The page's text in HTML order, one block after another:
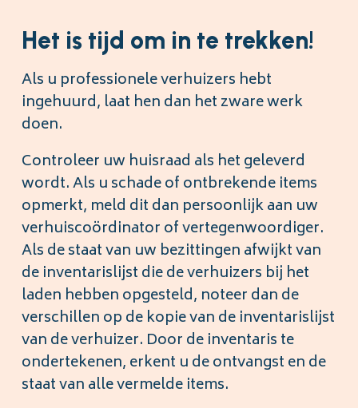
Het is tijd om in te trekken!
Als u professionele verhuizers hebt
ingehuurd, laat hen dan het zware werk
doen.
Controleer uw huisraad als het geleverd
wordt. Als u schade of ontbrekende items
opmerkt, meld dit dan persoonlijk aan uw
verhuiscoördinator of vertegenwoordiger.
Als de staat van uw bezittingen afwijkt van
de inventarislijst die de verhuizers bij het
laden hebben opgesteld, noteer dan de
verschillen op de kopie van de inventarislijst
van de verhuizer. Door de inventaris te
ondertekenen, erkent u de ontvangst en de
staat van alle vermelde items.